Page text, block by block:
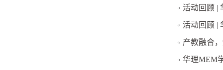
活动回顾 |
活动回顾 |
产教融合
华理MEM